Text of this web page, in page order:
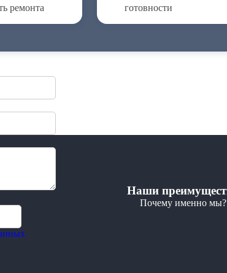
ремонта
готовности
Наши
Почему именно мы?